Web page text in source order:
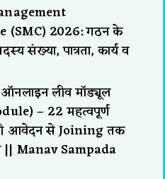
(SMC) 2026: गठन के
संख्या, पात्रता, कार्य व
लीव मॉड्यूल
– 22 महत्वपूर्ण
आवेदन से Joining तक
|| Manav Sampada